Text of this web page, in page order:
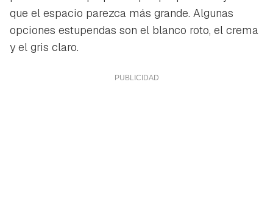
que el espacio parezca más grande. Algunas
opciones estupendas son el blanco roto, el crema
y el gris claro.